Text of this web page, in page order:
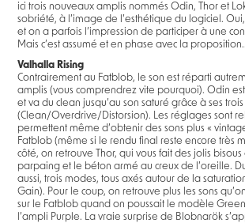
ici trois nouveaux amplis nommés Odin, Thor et
sobriété, à l’image de l’esthétique du logiciel.
et on a parfois l’impression de participer à une
Mais c’est assumé et en phase avec la
Valhalla Rising
Contrairement au Fatblob, le son est réparti
amplis (vous comprendrez vite pourquoi). Odin
et va du clean jusqu’au son saturé grâce à ses
(Clean/Overdrive/Distorsion). Les réglages sont
permettent même d’obtenir des sons plus «
Fatblob (même si le rendu final reste encore très
côté, on retrouve Thor, qui vous fait des jolis
parpaing et le béton armé au creux de l’oreille.
aussi, trois modes, tous axés autour de la
Gain). Pour le coup, on retrouve plus les sons
sur le Fatblob quand on poussait le modèle
l’ampli Purple. La vraie surprise de Blobnarök